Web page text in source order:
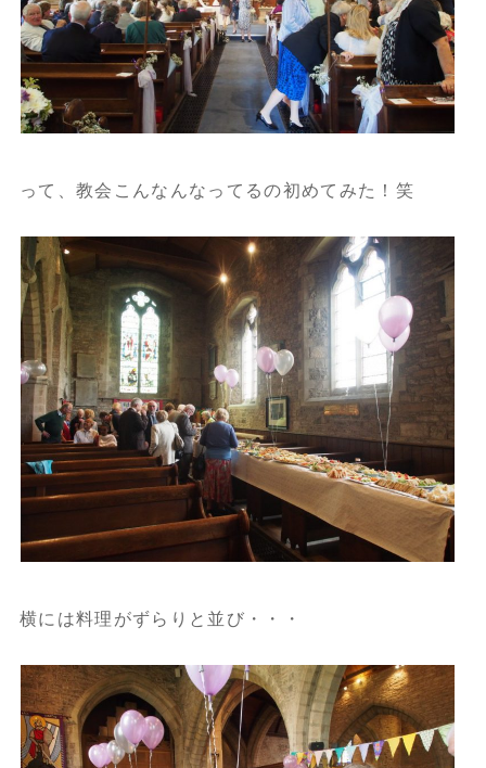
って、教会こんなんなってるの初めてみた！笑
横には料理がずらりと並び・・・